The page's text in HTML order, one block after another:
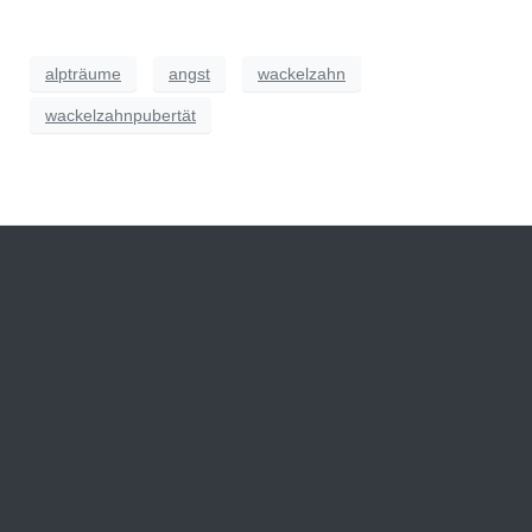
alpträume angst wackelzahn
wackelzahnpubertät